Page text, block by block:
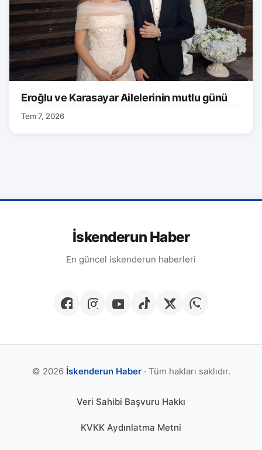
Eroğlu ve Karasayar Ailelerinin mutlu günü
Tem 7, 2026
İskenderun Haber
En güncel iskenderun haberleri
© 2026 İskenderun Haber· Tüm hakları saklıdır.
Veri Sahibi Başvuru Hakkı
KVKK Aydınlatma Metni